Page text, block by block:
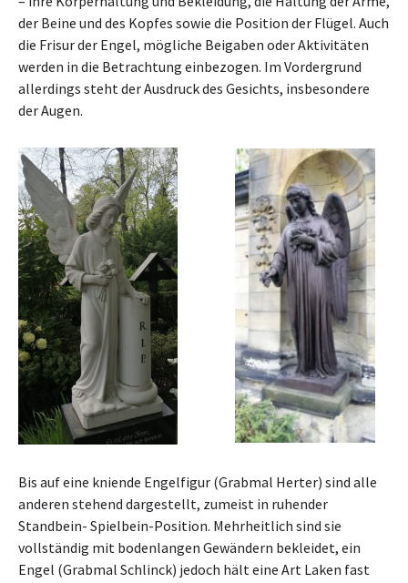
der Beine und des Kopfes sowie die Position der Flügel. Auch
die Frisur der Engel, mögliche Beigaben oder Aktivitäten
werden in die Betrachtung einbezogen. Im Vordergrund
allerdings steht der Ausdruck des Gesichts, insbesondere
der Augen.
Bis auf eine kniende Engelfigur (Grabmal Herter) sind alle
anderen stehend dargestellt, zumeist in ruhender
Standbein- Spielbein-Position. Mehrheitlich sind sie
vollständig mit bodenlangen Gewändern bekleidet, ein
Engel (Grabmal Schlinck) jedoch hält eine Art Laken fast